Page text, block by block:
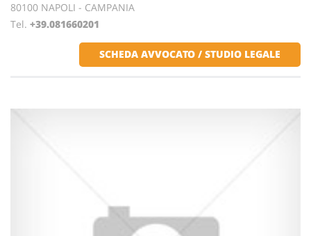
80100 NAPOLI - CAMPANIA
Tel. +39.081660201
SCHEDA AVVOCATO / STUDIO LEGALE